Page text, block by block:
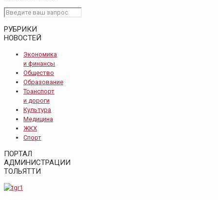
РУБРИКИ
НОВОСТЕЙ
Экономика
и финансы
Общество
Образование
Транспорт
и дороги
Культура
Медицина
ЖКХ
Спорт
ПОРТАЛ
АДМИНИСТРАЦИИ
ТОЛЬЯТТИ